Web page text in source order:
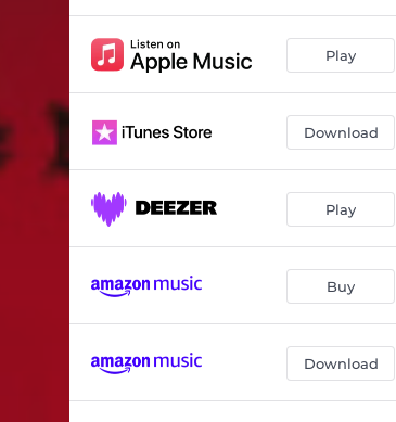
Maledetto 04:12
04:07
04:32
Play
Download
Play
Buy
Download